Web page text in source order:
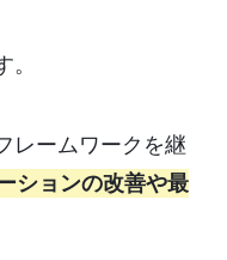
レームワークを継
ションの改善や最